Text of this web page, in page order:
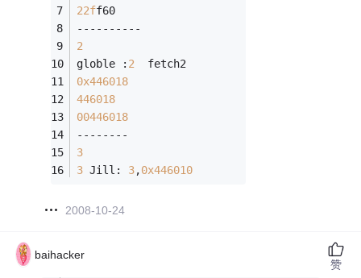
22ff60
----------
2
globle : 2
  fetch2
0x446018
446018
00446018
--------
3
3 Jill: 3,0x446010
2008-10-24
baihacker
赞